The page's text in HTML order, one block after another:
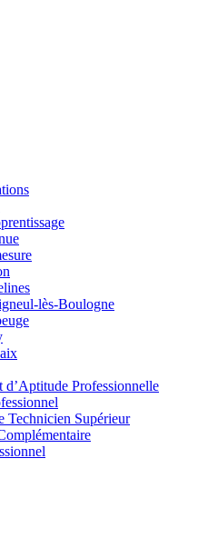
lès-Boulogne
Professionnelle
Technicien Supérieur